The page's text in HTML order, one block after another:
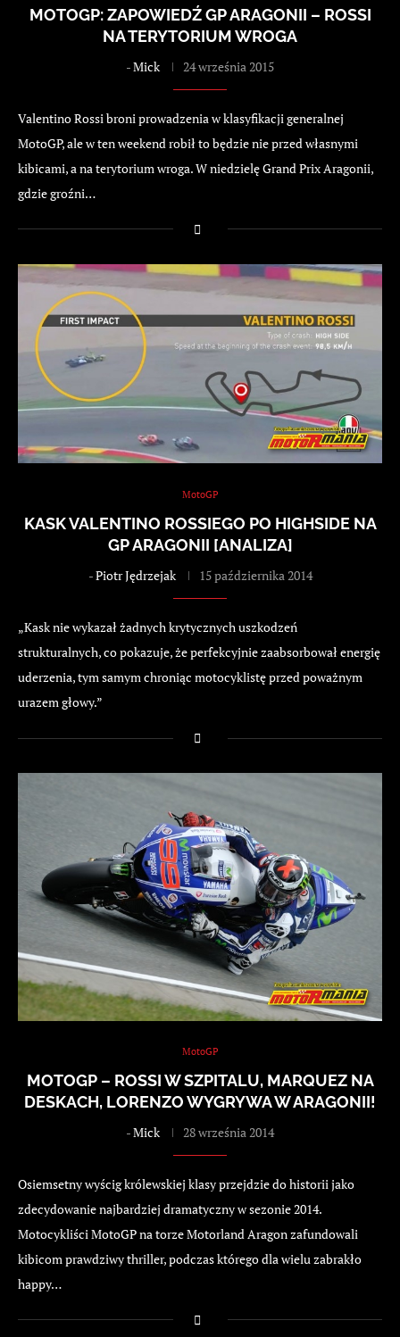
MOTOGP: ZAPOWIEDŹ GP ARAGONII – ROSSI
NA TERYTORIUM WROGA
-Mick 24 września 2015
Valentino Rossi broni prowadzenia w klasyfikacji generalnej
MotoGP, ale w ten weekend robił to będzie nie przed własnymi
kibicami, a na terytorium wroga. W niedzielę Grand Prix Aragonii,
gdzie groźni…
MotoGP
KASK VALENTINO ROSSIEGO PO HIGHSIDE NA
GP ARAGONII [ANALIZA]
-Piotr Jędrzejak 15 października 2014
„Kask nie wykazał żadnych krytycznych uszkodzeń
strukturalnych, co pokazuje, że perfekcyjnie zaabsorbował energię
uderzenia, tym samym chroniąc motocyklistę przed poważnym
urazem głowy.”
MotoGP
MOTOGP – ROSSI W SZPITALU, MARQUEZ NA
DESKACH, LORENZO WYGRYWA W ARAGONII!
-Mick 28 września 2014
Osiemsetny wyścig królewskiej klasy przejdzie do historii jako
zdecydowanie najbardziej dramatyczny w sezonie 2014.
Motocykliści MotoGP na torze Motorland Aragon zafundowali
kibicom prawdziwy thriller, podczas którego dla wielu zabrakło
happy…